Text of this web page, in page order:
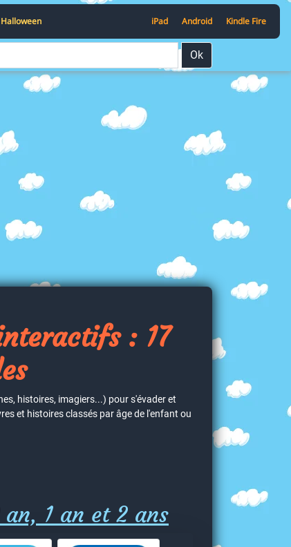
iPad Android Kindle Fire
Ok
: 17
histoires, imagiers...) pour s'évader et
et histoires classés par âge de l'enfant ou
1 an et 2 ans